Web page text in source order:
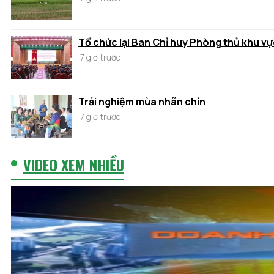
Tổ chức lại Ban Chỉ huy Phòng thủ khu
7 giờ trước
Trải nghiệm mùa nhãn chín
7 giờ trước
VIDEO XEM NHIỀU